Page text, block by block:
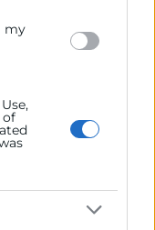
my
of
i enginyeria
d’una
sectorials per a
a
per a operar
celebrat taules
Zummo, Carlos
Peris, el president